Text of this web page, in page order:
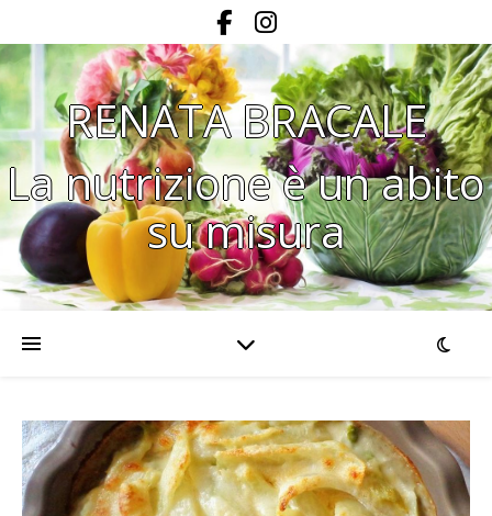
RENATA BRACALE
La nutrizione è un abito
su misura